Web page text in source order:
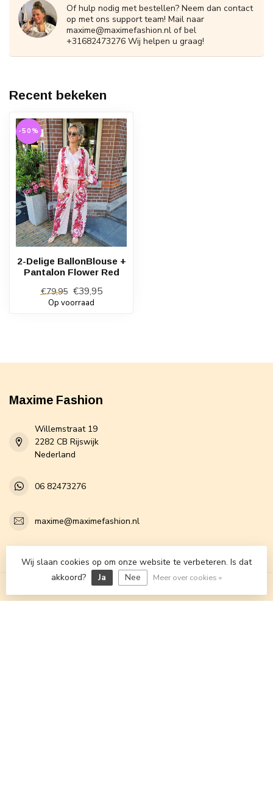
Of hulp nodig met bestellen? Neem dan contact
op met ons support team! Mail naar
maxime@maximefashion.nl of bel
+31682473276 Wij helpen u graag!
Recent bekeken
-50%
2-Delige BallonBlouse +
Pantalon Flower Red
€79,95 €39,95
Op voorraad
Maxime Fashion
Willemstraat 19
2282 CB Rijswijk
Nederland
06 82473276
maxime@maximefashion.nl
Categorieën
Wij slaan cookies op om onze website te verbeteren. Is dat
akkoord?
Ja Nee Meer over cookies »